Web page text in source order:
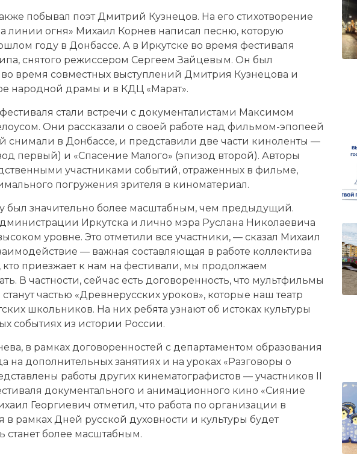
побывал поэт Дмитрий Кузнецов. На его стихотворение
линии огня» Михаил Корнев написал песню, которую
году в Донбассе. А в Иркутске во время фестиваля
снятого режиссером Сергеем Зайцевым. Он был
время совместных выступлений Дмитрия Кузнецова и
народной драмы и в КДЦ «Марат».
стали встречи с документалистами Максимом
Они рассказали о своей работе над фильмом-эпопеей
снимали в Донбассе, и представили две части киноленты —
первый) и «Спасение Малого» (эпизод второй). Авторы
участниками событий, отраженных в фильме,
погружения зрителя в киноматериал.
был значительно более масштабным, чем предыдущий.
Иркутска и лично мэра Руслана Николаевича
уровне. Это отметили все участники, — сказал Михаил
— важная составляющая в работе коллектива
кто приезжает к нам на фестивали, мы продолжаем
В частности, сейчас есть договоренность, что мультфильмы
частью «Древнерусских уроков», которые наш театр
школьников. На них ребята узнают об истоках культуры
событиях из истории России.
в рамках договоренностей с департаментом образования
на дополнительных занятиях и на уроках «Разговоры о
работы других кинематографистов — участников II
документального и анимационного кино «Сияние
Георгиевич отметил, что работа по организации в
в рамках Дней русской духовности и культуры будет
станет более масштабным.